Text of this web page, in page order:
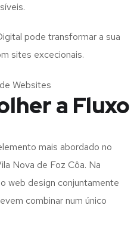
pode transformar a sua
sites excecionais.
a Fluxo
mais abordado no
Nova de Foz Côa. Na
web design conjuntamente
combinar num único